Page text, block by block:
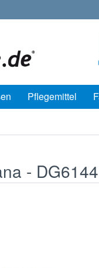
Pflegemittel
-